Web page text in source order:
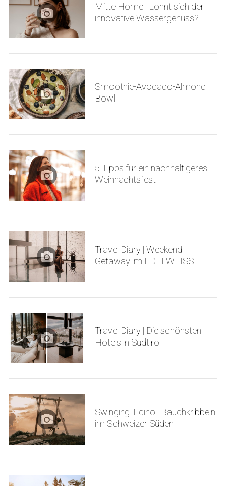
Mitte Home | Lohnt sich der
innovative Wassergenuss?
Smoothie-Avocado-Almond
Bowl
5 Tipps für ein nachhaltigeres
Weihnachtsfest
Travel Diary | Weekend
Getaway im EDELWEISS
Travel Diary | Die schönsten
Hotels in Südtirol
Swinging Ticino | Bauchkribbeln
im Schweizer Süden
S
e
c
h
f
o
r